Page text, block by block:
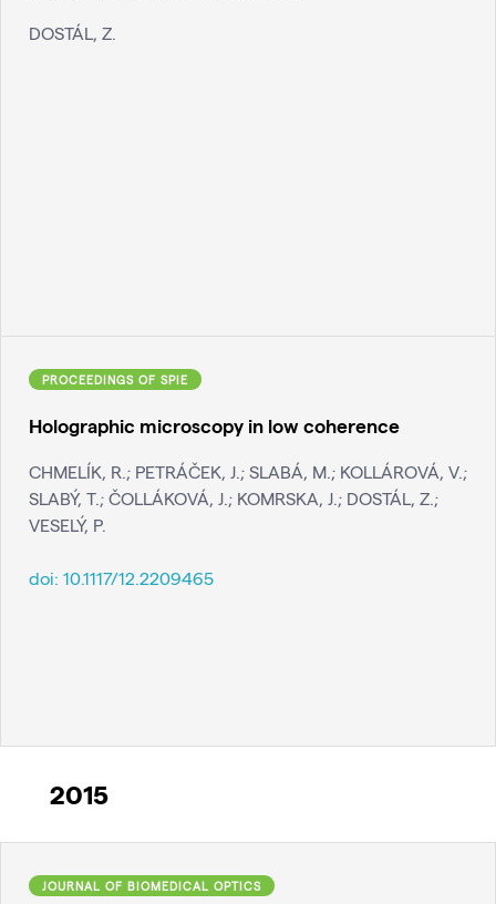
DOSTÁL, Z.
PROCEEDINGS OF SPIE
Holographic microscopy in low coherence
CHMELÍK, R.; PETRÁČEK, J.; SLABÁ, M.; KOLLÁROVÁ, V.;
SLABÝ, T.; ČOLLÁKOVÁ, J.; KOMRSKA, J.; DOSTÁL, Z.;
VESELÝ, P.
doi: 10.1117/12.2209465
2015
JOURNAL OF BIOMEDICAL OPTICS